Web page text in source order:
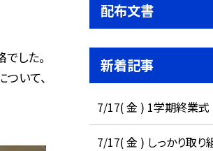
した。
ついて、
配布文書
新着記事
7/17( 金 ) 1学期終業式
7/17( 金 ) しっかり取り